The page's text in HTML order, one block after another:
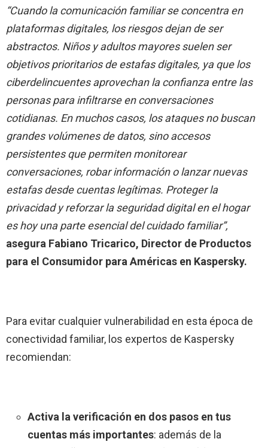
“Cuando la comunicación familiar se concentra en
plataformas digitales, los riesgos dejan de ser
abstractos. Niños y adultos mayores suelen ser
objetivos prioritarios de estafas digitales, ya que los
ciberdelincuentes aprovechan la confianza entre las
personas para infiltrarse en conversaciones
cotidianas. En muchos casos, los ataques no buscan
grandes volúmenes de datos, sino accesos
persistentes que permiten monitorear
conversaciones, robar información o lanzar nuevas
estafas desde cuentas legítimas. Proteger la
privacidad y reforzar la seguridad digital en el hogar
es hoy una parte esencial del cuidado familiar”,
asegura Fabiano Tricarico, Director de Productos
para el Consumidor para Américas en Kaspersky.
Para evitar cualquier vulnerabilidad en esta época de
conectividad familiar, los expertos de Kaspersky
recomiendan:
Activa la verificación en dos pasos en tus
cuentas más importantes: además de la